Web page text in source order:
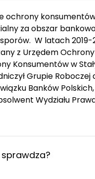
ochrony
za obszar
W latach 2019-
z Urzędem
Konsumentów w
Grupie Roboczej
Banków
Wydziału